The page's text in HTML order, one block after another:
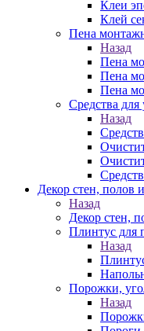
Клеи
Клей
Пена
Назад
Пена
Пена
Пена
Средства
Назад
Декор стен, полов
Назад
Декор стен,
Плинтус для
Назад
Порожки,
Назад